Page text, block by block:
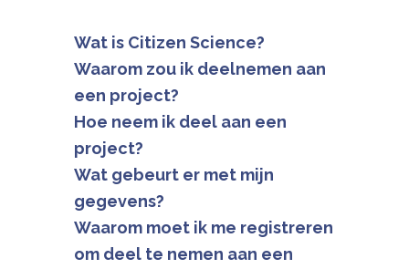
Wat is Citizen Science?
Waarom zou ik deelnemen aan
een project?
Hoe neem ik deel aan een
project?
Wat gebeurt er met mijn
gegevens?
Waarom moet ik me registreren
om deel te nemen aan een